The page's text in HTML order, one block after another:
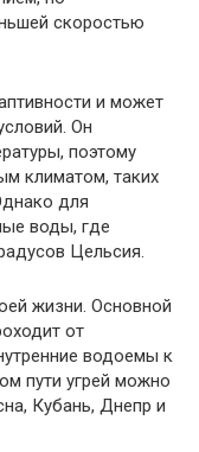
скоростью
и может
Он
поэтому
климатом, таких
для
воды, где
Цельсия.
жизни. Основной
от
водоемы к
пути угрей можно
Кубань, Днепр и